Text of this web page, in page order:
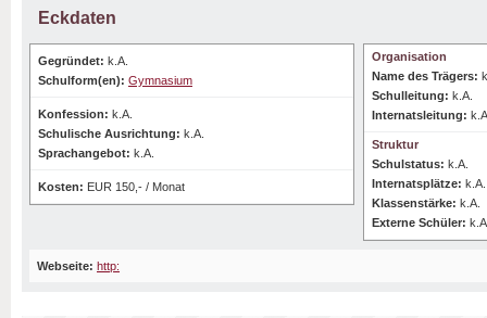
Eckdaten
Gegründet: k.A.
Schulform(en): Gymnasium
Konfession: k.A.
Schulische Ausrichtung: k.A.
Sprachangebot: k.A.
Kosten: EUR 150,- / Monat
Organisation
Name des Trägers:
Schulleitung: k.A.
Internatsleitung:
Struktur
Schulstatus: k.A.
Internatsplätze: k.A.
Klassenstärke: k.A.
Externe Schüler:
Webseite: http: